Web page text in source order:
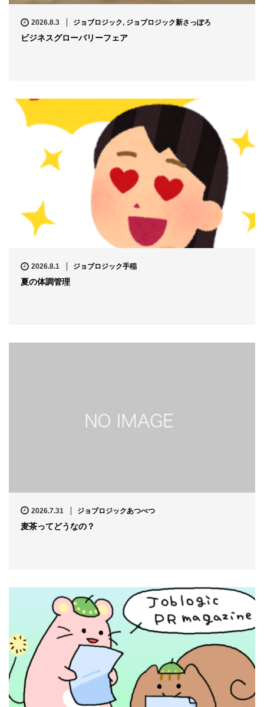
2026.8.3 ジョブロジック, ジョブロジック新さっぽろ
ビジネスグローバリーフェア
2026.8.1 ジョブロジック手稲
夏の体調管理
2026.7.31 ジョブロジックあつべつ
麦茶ってどうなの？